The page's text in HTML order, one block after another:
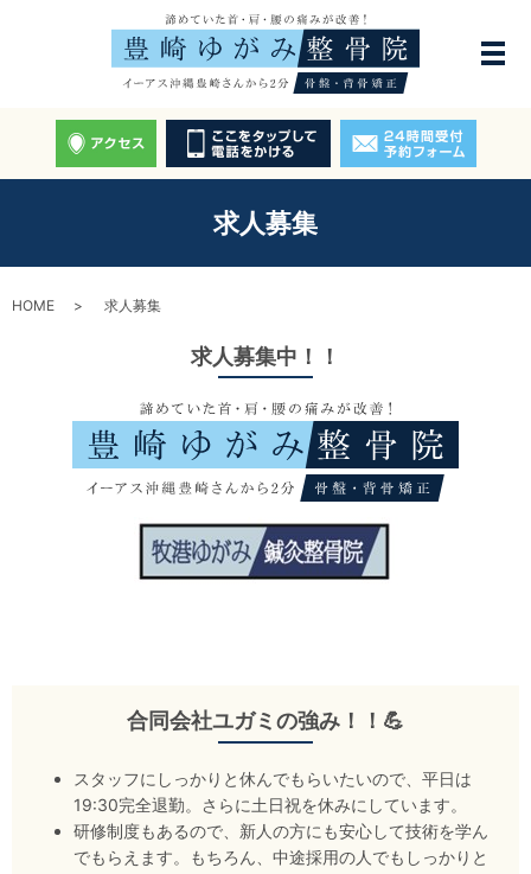
求人募集
HOME 求人募集
求人募集中！！
合同会社ユガミの強み！！💪
スタッフにしっかりと休んでもらいたいので、平日は
19:30完全退勤。さらに土日祝を休みにしています。
研修制度もあるので、新人の方にも安心して技術を学ん
でもらえます。もちろん、中途採用の人でもしっかりと